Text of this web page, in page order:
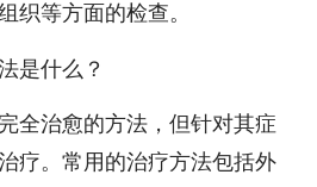
织等方面的检查。
是什么？
全治愈的方法，但针对其症
疗。常用的治疗方法包括外